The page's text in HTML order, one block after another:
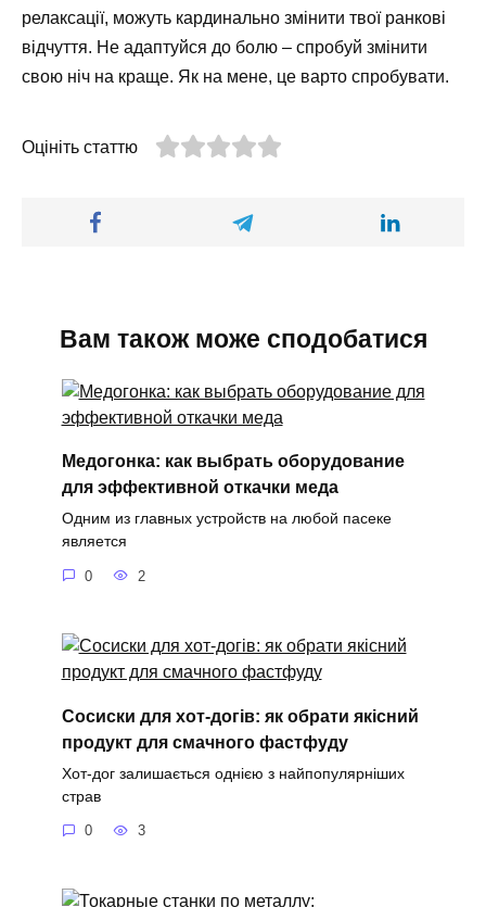
релаксації, можуть кардинально змінити твої ранкові
відчуття. Не адаптуйся до болю – спробуй змінити
свою ніч на краще. Як на мене, це варто спробувати.
Оцініть статтю
Вам також може сподобатися
Медогонка: как выбрать оборудование
для эффективной откачки меда
Одним из главных устройств на любой пасеке
является
0 2
Сосиски для хот-догів: як обрати якісний
продукт для смачного фастфуду
Хот-дог залишається однією з найпопулярніших
страв
0 3